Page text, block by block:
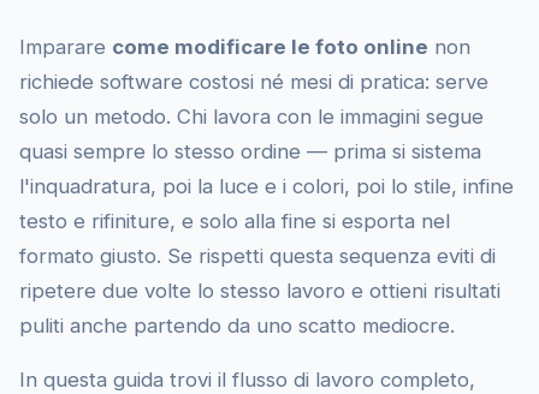
Imparare come modificare le foto online non
richiede software costosi né mesi di pratica: serve
solo un metodo. Chi lavora con le immagini segue
quasi sempre lo stesso ordine — prima si sistema
l'inquadratura, poi la luce e i colori, poi lo stile, infine
testo e rifiniture, e solo alla fine si esporta nel
formato giusto. Se rispetti questa sequenza eviti di
ripetere due volte lo stesso lavoro e ottieni risultati
puliti anche partendo da uno scatto mediocre.
In questa guida trovi il flusso di lavoro completo,